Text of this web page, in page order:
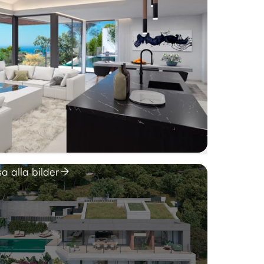
alla bilder